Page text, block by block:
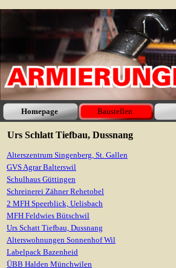
Homepage Baustellen
Urs Schlatt Tiefbau, Dussnang
Alterszentrum Singenberg, St. Gallen
GVS Agrar Balterswil
Schulhaus Güttingen
Schreinerei Zähner Rehetobel
2 MFH Speerblick, Uelisbach
MFH Feldwies Bütschwil
Urs Schatt Tiefbau, Dussnang
Alterswohnungen Sonnenhof Wil
Labelpack Bazenheid
ÜBB Halden Münchwilen